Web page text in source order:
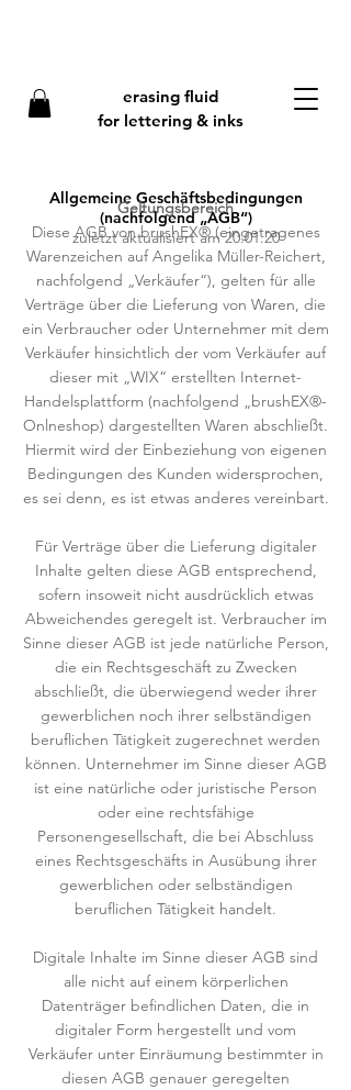
erasing fluid
for lettering & inks
Allgemeine Geschäftsbedingungen
(nachfolgend „AGB“)
zuletzt aktualisiert am 20.01.20
Geltungsbereich
Diese AGB von brushEX® (eingetragenes
Warenzeichen auf Angelika Müller-Reichert,
nachfolgend „Verkäufer“), gelten für alle
Verträge über die Lieferung von Waren, die
ein Verbraucher oder Unternehmer mit dem
Verkäufer hinsichtlich der vom Verkäufer auf
dieser mit „WIX“ erstellten Internet-
Handelsplattform (nachfolgend „brushEX®-
Onlneshop) dargestellten Waren abschließt.
Hiermit wird der Einbeziehung von eigenen
Bedingungen des Kunden widersprochen,
es sei denn, es ist etwas anderes vereinbart.
Für Verträge über die Lieferung digitaler
Inhalte gelten diese AGB entsprechend,
sofern insoweit nicht ausdrücklich etwas
Abweichendes geregelt ist. Verbraucher im
Sinne dieser AGB ist jede natürliche Person,
die ein Rechtsgeschäft zu Zwecken
abschließt, die überwiegend weder ihrer
gewerblichen noch ihrer selbständigen
beruflichen Tätigkeit zugerechnet werden
können. Unternehmer im Sinne dieser AGB
ist eine natürliche oder juristische Person
oder eine rechtsfähige
Personengesellschaft, die bei Abschluss
eines Rechtsgeschäfts in Ausübung ihrer
gewerblichen oder selbständigen
beruflichen Tätigkeit handelt.
Digitale Inhalte im Sinne dieser AGB sind
alle nicht auf einem körperlichen
Datenträger befindlichen Daten, die in
digitaler Form hergestellt und vom
Verkäufer unter Einräumung bestimmter in
diesen AGB genauer geregelten